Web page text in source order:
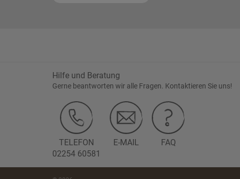
Hilfe und Beratung
Gerne beantworten wir alle Fragen. Kontaktieren Sie uns!
TELEFON
02254 60581
E-MAIL FAQ